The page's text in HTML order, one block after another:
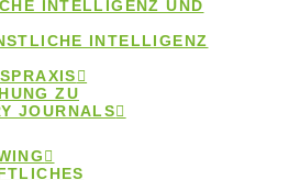
INTELLIGENZ UND
INTELLIGENZ
ZU
JOURNALS